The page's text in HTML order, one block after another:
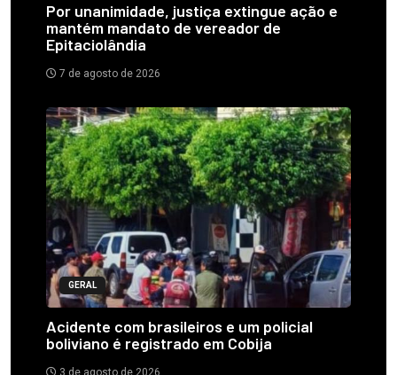
Por unanimidade, justiça extingue ação e
mantém mandato de vereador de
Epitaciolândia
7 de agosto de 2026
GERAL
Acidente com brasileiros e um policial
boliviano é registrado em Cobija